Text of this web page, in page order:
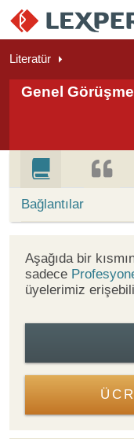
Literatür
Genel Görüşme
Bağlantılar
Aşağıda bir
sadece
üyelerimiz